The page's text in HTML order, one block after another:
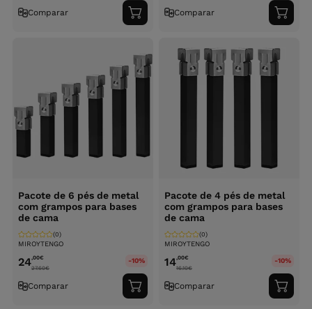
Comparar
Adicionar
ao
Comparar
ao
Pacote de 6 pés de metal
com grampos para bases
de cama
MIROYTENGO
(0)
24,00€
27.60€
-10%
Comparar
Adicionar
ao
Pacote de 4 pés de metal
com grampos para bases
de cama
MIROYTENGO
(0)
14,00€
16.10€
-10%
Comparar
ao